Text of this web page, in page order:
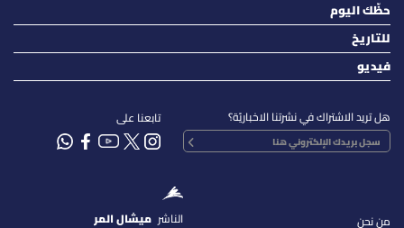
حظّك اليوم
للتاريخ
فيديو
هل تريد الاشتراك في نشرتنا الاخباريّة؟ تابعنا على
من نحن الناشر ميشال المر